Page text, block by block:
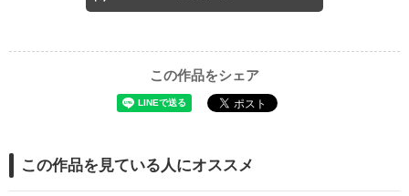
この作品をシェア
この作品を見ている人にオススメ